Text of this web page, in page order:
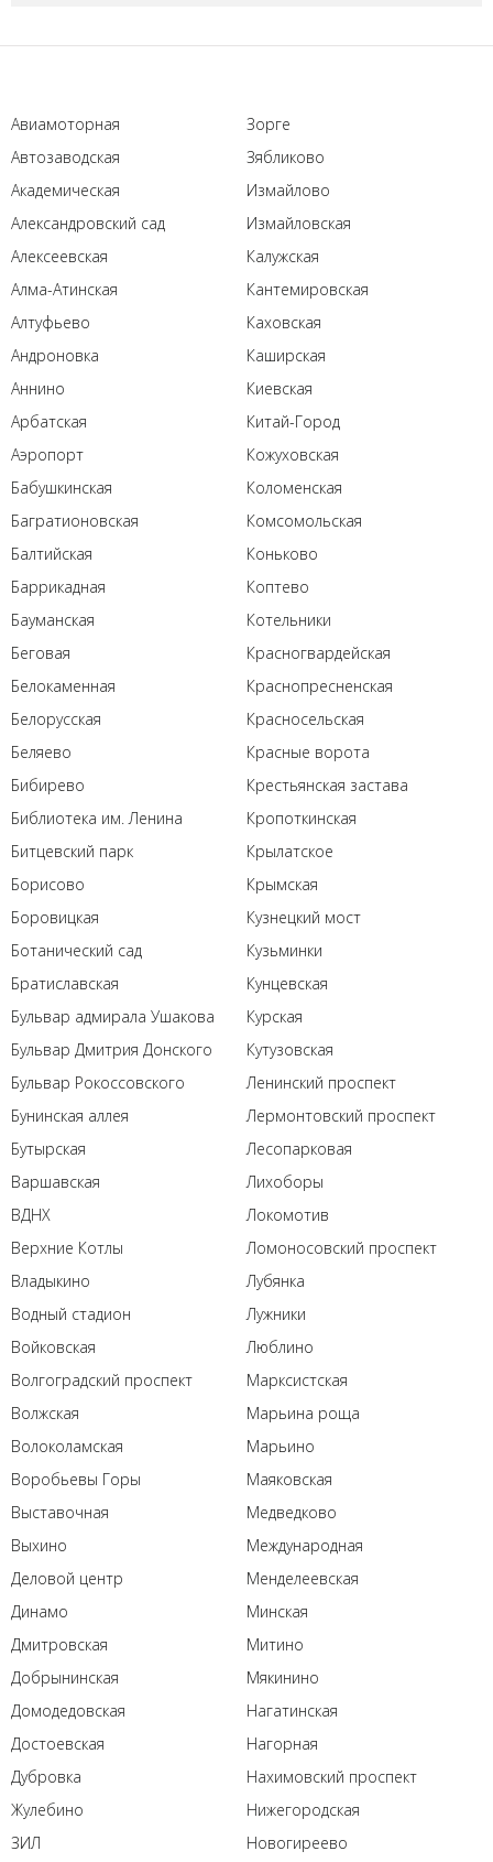
Авиамоторная
Автозаводская
Академическая
Александровский сад
Алексеевская
Алма-Атинская
Алтуфьево
Андроновка
Аннино
Арбатская
Аэропорт
Бабушкинская
Багратионовская
Балтийская
Баррикадная
Бауманская
Беговая
Белокаменная
Белорусская
Беляево
Бибирево
Библиотека им. Ленина
Битцевский парк
Борисово
Боровицкая
Ботанический сад
Братиславская
Бульвар адмирала Ушакова
Бульвар Дмитрия Донского
Бульвар Рокоссовского
Бунинская аллея
Бутырская
Варшавская
ВДНХ
Верхние Котлы
Владыкино
Водный стадион
Войковская
Волгоградский проспект
Волжская
Волоколамская
Воробьевы Горы
Выставочная
Выхино
Деловой центр
Динамо
Дмитровская
Добрынинская
Домодедовская
Достоевская
Дубровка
Жулебино
ЗИЛ
Зорге
Зябликово
Измайлово
Измайловская
Калужская
Кантемировская
Каховская
Каширская
Киевская
Китай-Город
Кожуховская
Коломенская
Комсомольская
Коньково
Коптево
Котельники
Красногвардейская
Краснопресненская
Красносельская
Красные ворота
Крестьянская застава
Кропоткинская
Крылатское
Крымская
Кузнецкий мост
Кузьминки
Кунцевская
Курская
Кутузовская
Ленинский проспект
Лермонтовский проспект
Лесопарковая
Лихоборы
Локомотив
Ломоносовский проспект
Лубянка
Лужники
Люблино
Марксистская
Марьина роща
Марьино
Маяковская
Медведково
Международная
Менделеевская
Минская
Митино
Мякинино
Нагатинская
Нагорная
Нахимовский проспект
Нижегородская
Новогиреево